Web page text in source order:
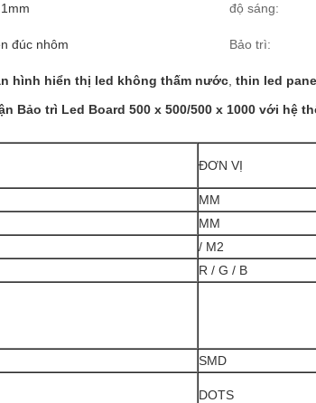
độ sáng:
đúc nhôm Bảo trì:
hình hiển thị led không thấm nước thin led
Bảo trì Led Board 500 x 500/500 x 1000 với hệ
ĐƠN VỊ
MM
MM
/ M2
R / G / B
SMD
DOTS